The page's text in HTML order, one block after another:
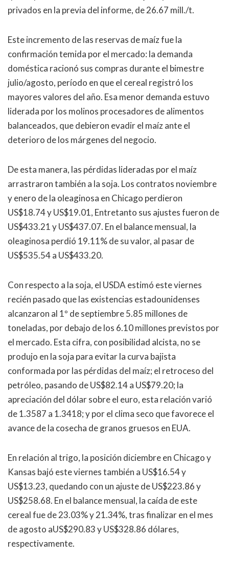
privados en la previa del informe, de 26.67 mill./t.
Este incremento de las reservas de maíz fue la
confirmación temida por el mercado: la demanda
doméstica racionó sus compras durante el bimestre
julio/agosto, período en que el cereal registró los
mayores valores del año. Esa menor demanda estuvo
liderada por los molinos procesadores de alimentos
balanceados, que debieron evadir el maíz ante el
deterioro de los márgenes del negocio.
De esta manera, las pérdidas lideradas por el maíz
arrastraron también a la soja. Los contratos noviembre
y enero de la oleaginosa en Chicago perdieron
US$18.74 y US$19.01, Entretanto sus ajustes fueron de
US$433.21 y US$437.07. En el balance mensual, la
oleaginosa perdió 19.11% de su valor, al pasar de
US$535.54 a US$433.20.
Con respecto a la soja, el USDA estimó este viernes
recién pasado que las existencias estadounidenses
alcanzaron al 1º de septiembre 5.85 millones de
toneladas, por debajo de los 6.10 millones previstos por
el mercado. Esta cifra, con posibilidad alcista, no se
produjo en la soja para evitar la curva bajista
conformada por las pérdidas del maíz; el retroceso del
petróleo, pasando de US$82.14 a US$79.20; la
apreciación del dólar sobre el euro, esta relación varió
de 1.3587 a 1.3418; y por el clima seco que favorece el
avance de la cosecha de granos gruesos en EUA.
En relación al trigo, la posición diciembre en Chicago y
Kansas bajó este viernes también a US$16.54 y
US$13.23, quedando con un ajuste de US$223.86 y
US$258.68. En el balance mensual, la caída de este
cereal fue de 23.03% y 21.34%, tras finalizar en el mes
de agosto aUS$290.83 y US$328.86 dólares,
respectivamente.